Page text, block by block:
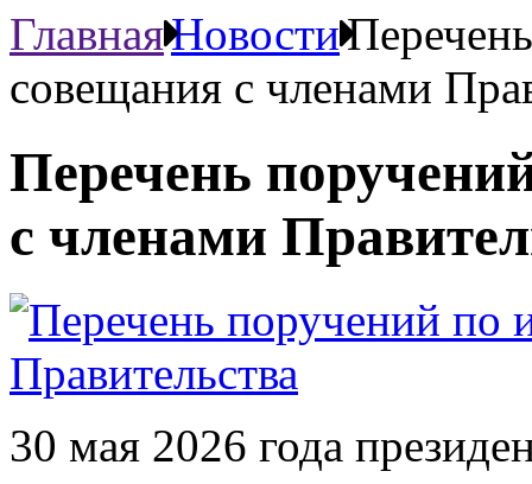
ГлавнаяНовости
совещания с членами
Перечень
с членами
30 мая 2026 года